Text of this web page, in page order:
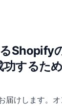
Shopify
するた
届けします。